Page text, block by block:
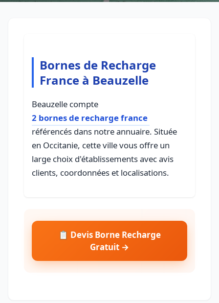
Bornes de Recharge
France à Beauzelle
Beauzelle compte
2 bornes de recharge france
référencés dans notre annuaire. Située
en Occitanie, cette ville vous offre un
large choix d'établissements avec avis
clients, coordonnées et localisations.
📋 Devis Borne Recharge
Gratuit →